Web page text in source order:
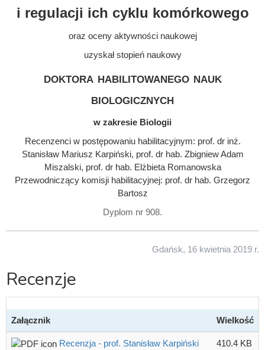
i regulacji ich cyklu komórkowego
oraz oceny aktywności naukowej
uzyskał stopień naukowy
doktora habilitowanego nauk
biologicznych
w zakresie Biologii
Recenzenci w postępowaniu habilitacyjnym: prof. dr inż.
Stanisław Mariusz Karpiński, prof. dr hab. Zbigniew Adam
Miszalski, prof. dr hab. Elżbieta Romanowska
Przewodniczący komisji habilitacyjnej: prof. dr hab. Grzegorz
Bartosz
Dyplom nr 908.
Gdańsk, 16 kwietnia 2019 r.
Recenzje
Załącznik Wielkość
Recenzja - prof. Stanisław Karpiński 410.4 KB